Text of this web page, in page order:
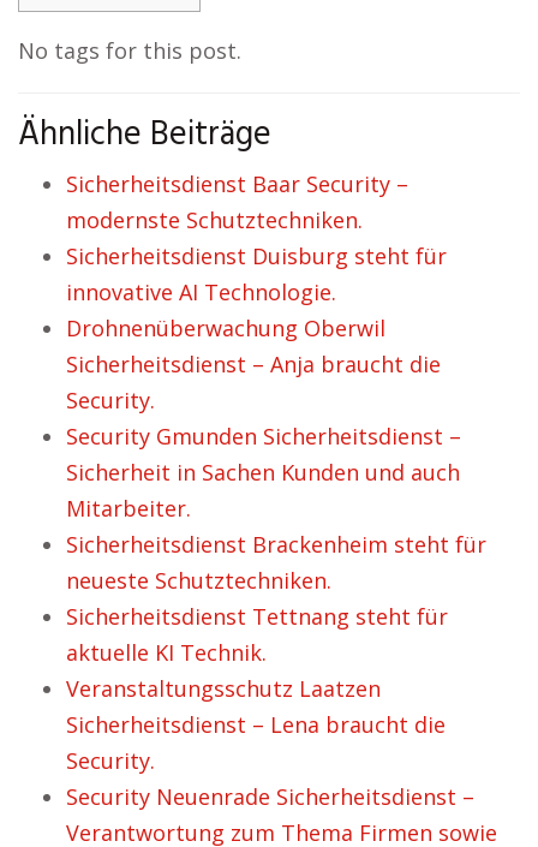
No tags for this post.
Ähnliche Beiträge
Sicherheitsdienst Baar Security –
modernste Schutztechniken.
Sicherheitsdienst Duisburg steht für
innovative AI Technologie.
Drohnenüberwachung Oberwil
Sicherheitsdienst – Anja braucht die
Security.
Security Gmunden Sicherheitsdienst –
Sicherheit in Sachen Kunden und auch
Mitarbeiter.
Sicherheitsdienst Brackenheim steht für
neueste Schutztechniken.
Sicherheitsdienst Tettnang steht für
aktuelle KI Technik.
Veranstaltungsschutz Laatzen
Sicherheitsdienst – Lena braucht die
Security.
Security Neuenrade Sicherheitsdienst –
Verantwortung zum Thema Firmen sowie